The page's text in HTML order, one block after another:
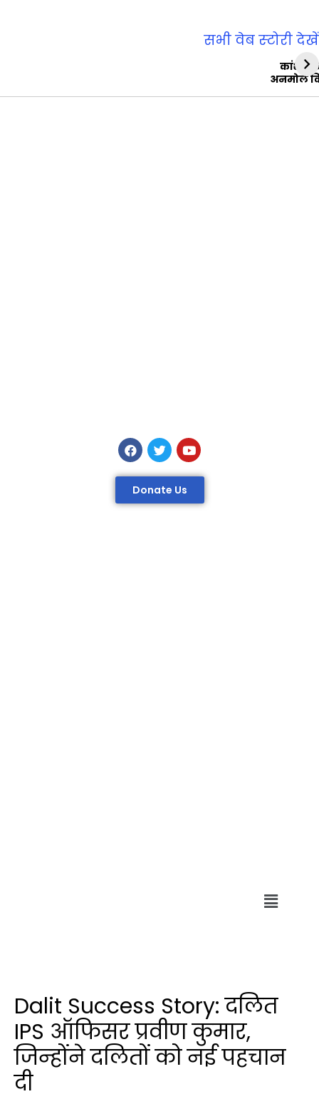
अनमोल
सभी वेब स्‍टोरी देखें
Donate Us
Dalit Success Story: दलित
IPS ऑफि‍सर प्रवीण कुमार,
जिन्‍होंने दलितों को नई पहचान
दी